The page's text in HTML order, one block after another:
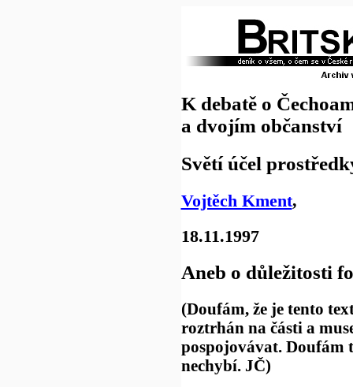
K debatě o
a dvojím občanství
Světí účel
Vojtěch Kment,
18.11.1997
Aneb o důležitosti
(Doufám, že je tento
roztrhán na části a
pospojovávat. Doufám
nechybí. JČ)